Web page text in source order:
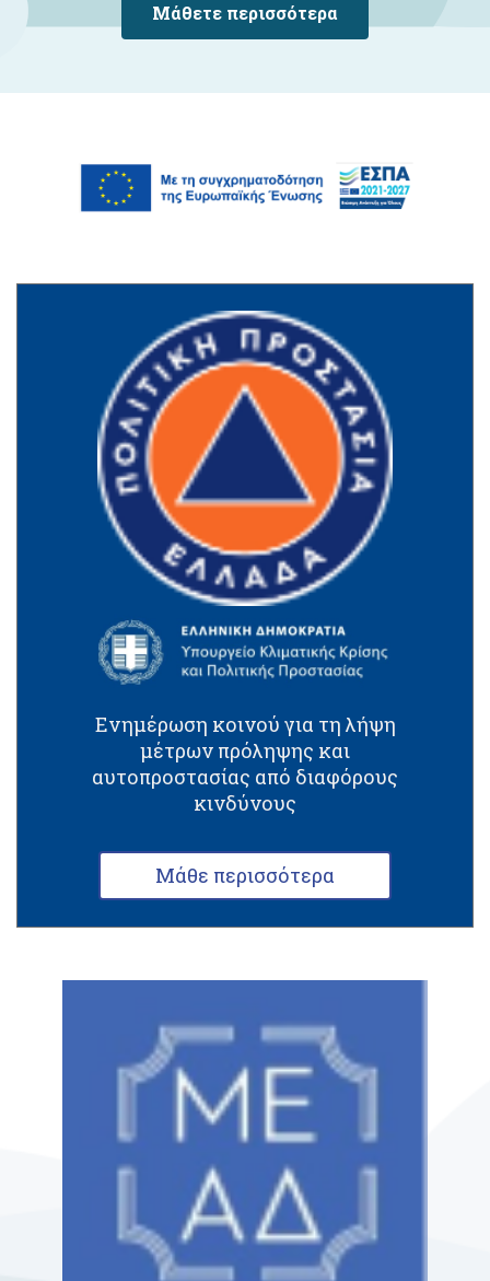
Μάθετε περισσότερα
Ενημέρωση κοινού για τη λήψη
μέτρων πρόληψης και
αυτοπροστασίας από διαφόρους
κινδύνους
Μάθε περισσότερα